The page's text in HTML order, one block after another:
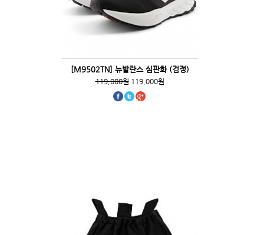
[M9502TN] 뉴발란스 심판화 (검정)
119,000원119,000원